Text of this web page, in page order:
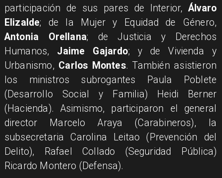
participación de sus pares de Interior,Álvaro
Elizalde; de la Mujer y Equidad de Género,
Antonia Orellana; de Justicia y Derechos
Humanos, Jaime Gajardo; y de Vivienda y
Urbanismo, Carlos Montes. También asistieron
los ministros subrogantes Paula Poblete
(Desarrollo Social y Familia) Heidi Berner
(Hacienda). Asimismo, participaron el general
director Marcelo Araya (Carabineros), la
subsecretaria Carolina Leitao (Prevención del
Delito), Rafael Collado (Seguridad Pública)
Ricardo Montero (Defensa).